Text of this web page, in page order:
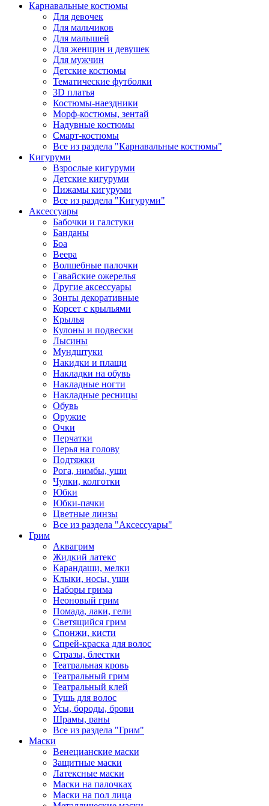
Карнавальные костюмы
Для девочек
Для мальчиков
Для малышей
Для женщин и девушек
Для мужчин
Детские костюмы
Тематические футболки
3D платья
Костюмы-наездники
Морф-костюмы, зентай
Надувные костюмы
Смарт-костюмы
Все из раздела "Карнавальные костюмы"
Кигуруми
Взрослые кигуруми
Детские кигуруми
Пижамы кигуруми
Все из раздела "Кигуруми"
Аксессуары
Бабочки и галстуки
Банданы
Боа
Веера
Волшебные палочки
Гавайские ожерелья
Другие аксессуары
Зонты декоративные
Корсет с крыльями
Крылья
Кулоны и подвески
Лысины
Мундштуки
Накидки и плащи
Накладки на обувь
Накладные ногти
Накладные ресницы
Обувь
Оружие
Очки
Перчатки
Перья на голову
Подтяжки
Рога, нимбы, уши
Чулки, колготки
Юбки
Юбки-пачки
Цветные линзы
Все из раздела "Аксессуары"
Грим
Аквагрим
Жидкий латекс
Карандаши, мелки
Клыки, носы, уши
Наборы грима
Неоновый грим
Помада, лаки, гели
Светящийся грим
Спонжи, кисти
Спрей-краска для волос
Стразы, блестки
Театральная кровь
Театральный грим
Театральный клей
Тушь для волос
Усы, бороды, брови
Шрамы, раны
Все из раздела "Грим"
Маски
Венецианские маски
Защитные маски
Латексные маски
Маски на палочках
Маски на пол лица